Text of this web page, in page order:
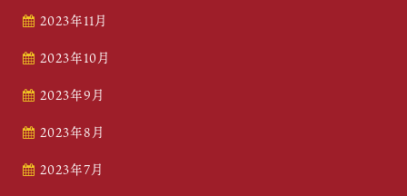
2023年11月
2023年10月
2023年9月
2023年8月
2023年7月